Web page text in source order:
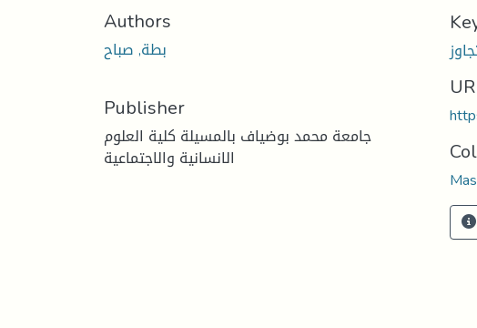
Authors
بطة, صباح
Publisher
جامعة محمد بوضياف بالمسيلة كلية العلوم
الانسانية والاجتماعية